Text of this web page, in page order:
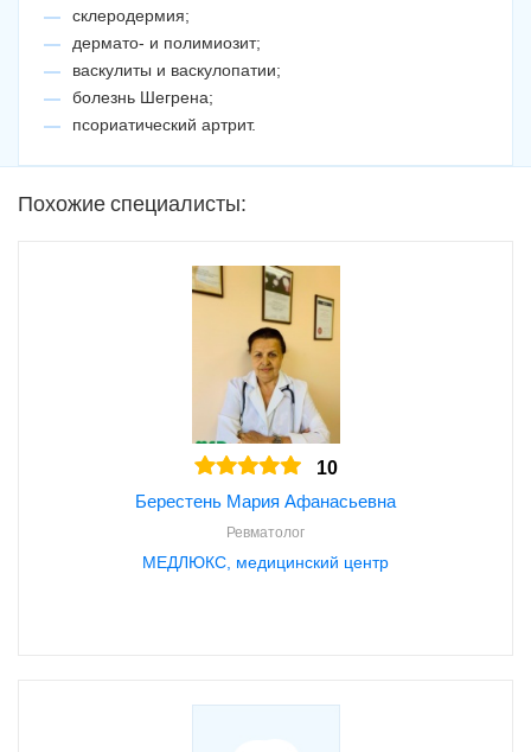
склеродермия;
дермато- и полимиозит;
васкулиты и васкулопатии;
болезнь Шегрена;
псориатический артрит.
Похожие специалисты:
10
Берестень Мария Афанасьевна
Ревматолог
МЕДЛЮКС, медицинский центр